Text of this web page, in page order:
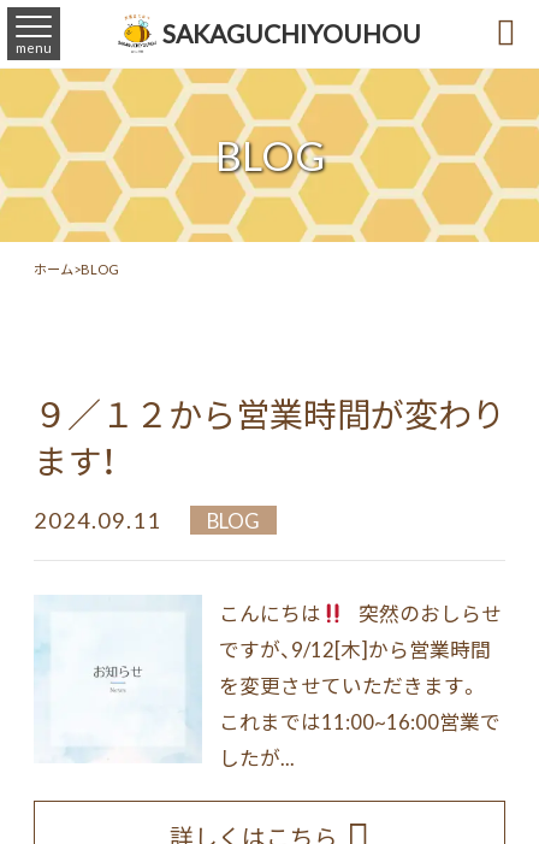
SAKAGUCHIYOUHOU
menu 
BLOG
ホーム>BLOG
９／１２から営業時間が変わり
ます！
2024.09.11 BLOG
こんにちは
突然のおしらせ
ですが、9/12[木]から営業時間
を変更させていただきます。
これまでは11:00~16:00営業で
したが...
詳しくはこちら